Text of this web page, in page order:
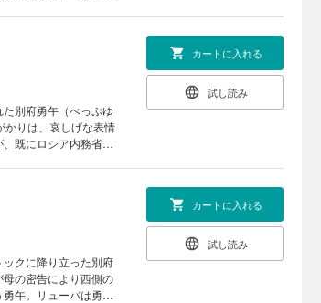
別府勇午（べっぷゆ
かりは、哀しげな表情
既にロシア内務省が
カートに入れる
試し読み
クに降り立った別府
の密告により西側の
午。リューバは勇午
カートに入れる
試し読み